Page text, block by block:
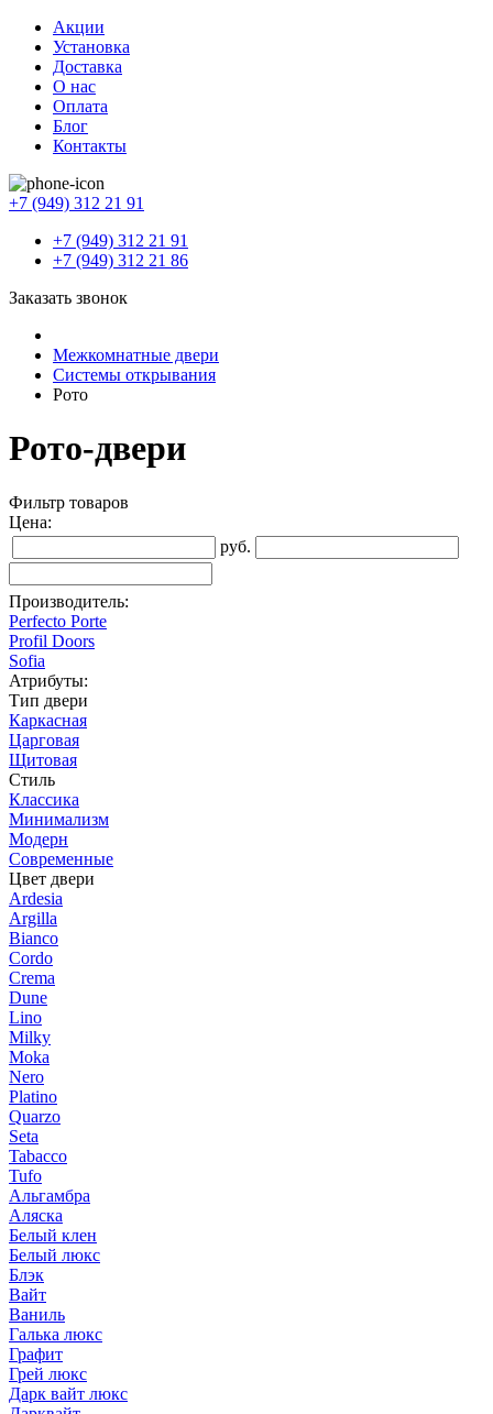
Акции
Установка
Доставка
О нас
Оплата
Блог
Контакты
+7 (949) 312 21 91
+7 (949) 312 21 91
+7 (949) 312 21 86
Заказать звонок
Межкомнатные двери
Системы открывания
Рото
Рото-двери
Фильтр товаров
Цена:
руб.
Производитель:
Perfecto Porte
Profil Doors
Sofia
Атрибуты:
Тип двери
Каркасная
Царговая
Щитовая
Стиль
Классика
Минимализм
Модерн
Современные
Цвет двери
Ardesia
Argilla
Bianco
Cordo
Crema
Dune
Lino
Milky
Moka
Nero
Platino
Quarzo
Seta
Tabacco
Tufo
Альгамбра
Аляска
Белый клен
Белый люкс
Блэк
Вайт
Ваниль
Галька люкс
Графит
Грей люкс
Дарк вайт люкс